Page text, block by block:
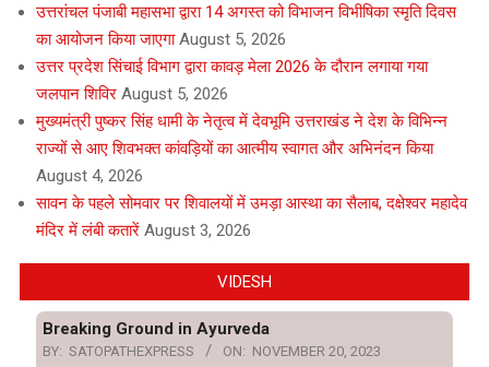
उत्तरांचल पंजाबी महासभा द्वारा 14 अगस्त को विभाजन विभीषिका स्मृति दिवस
का आयोजन किया जाएगा August 5, 2026
उत्तर प्रदेश सिंचाई विभाग द्वारा कावड़ मेला 2026 के दौरान लगाया गया
जलपान शिविर August 5, 2026
मुख्यमंत्री पुष्कर सिंह धामी के नेतृत्व में देवभूमि उत्तराखंड ने देश के विभिन्न
राज्यों से आए शिवभक्त कांवड़ियों का आत्मीय स्वागत और अभिनंदन किया
August 4, 2026
सावन के पहले सोमवार पर शिवालयों में उमड़ा आस्था का सैलाब, दक्षेश्वर महादेव
मंदिर में लंबी कतारें August 3, 2026
VIDESH
Breaking Ground in Ayurveda
BY: SATOPATHEXPRESS ON: NOVEMBER 20, 2023